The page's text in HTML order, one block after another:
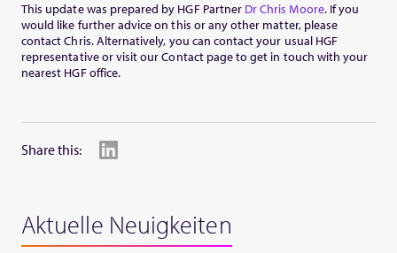
This update was prepared by HGF Partner Dr Chris Moore. If you
would like further advice on this or any other matter, please
contact Chris. Alternatively, you can contact your usual HGF
representative or visit our Contact page to get in touch with your
nearest HGF office.
Share this:
Aktuelle Neuigkeiten